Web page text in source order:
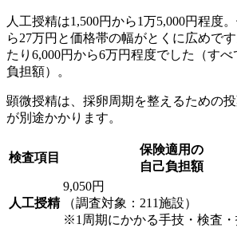
人工授精は1,500円から1万5,000円程度
ら27万円 と価格帯の幅がとくに広めで
たり 6,000円から6万円程度でした（すべ
負担額）。
顕微授精は、採卵周期を整えるための
が別途かかります。
検査項目
保険適用の
自己負担額
人工授精
9,050円
（調査対象：211施設）
※1周期にかかる手技・検査